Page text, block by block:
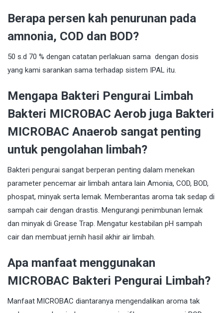
Berapa persen kah penurunan pada
amnonia, COD dan BOD?
50 s.d 70 % dengan catatan perlakuan sama dengan dosis
yang kami sarankan sama terhadap sistem IPAL itu.
Mengapa Bakteri Pengurai Limbah
Bakteri MICROBAC Aerob juga Bakteri
MICROBAC Anaerob sangat penting
untuk pengolahan limbah?
Bakteri pengurai sangat berperan penting dalam menekan
parameter pencemar air limbah antara lain Amonia, COD, BOD,
phospat, minyak serta lemak. Memberantas aroma tak sedap di
sampah cair dengan drastis. Mengurangi penimbunan lemak
dan minyak di Grease Trap. Mengatur kestabilan pH sampah
cair dan membuat jernih hasil akhir air limbah.
Apa manfaat menggunakan
MICROBAC Bakteri Pengurai Limbah?
Manfaat MICROBAC diantaranya mengendalikan aroma tak